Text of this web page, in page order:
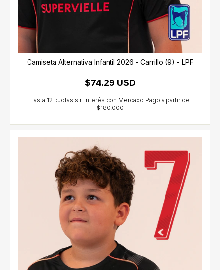
Camiseta Alternativa Infantil 2026 - Carrillo (9) - LPF
$74.29 USD